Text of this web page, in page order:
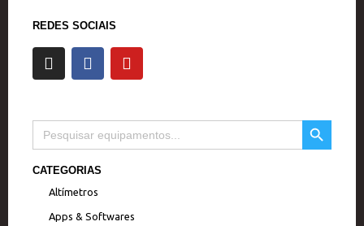
REDES SOCIAIS
I
n
a
g
r
a
m
F
a
b
o
o
k
Y
o
u
b
e
Search
for:
SEARCH BUTTON
CATEGORIAS
Altímetros
Apps & Softwares